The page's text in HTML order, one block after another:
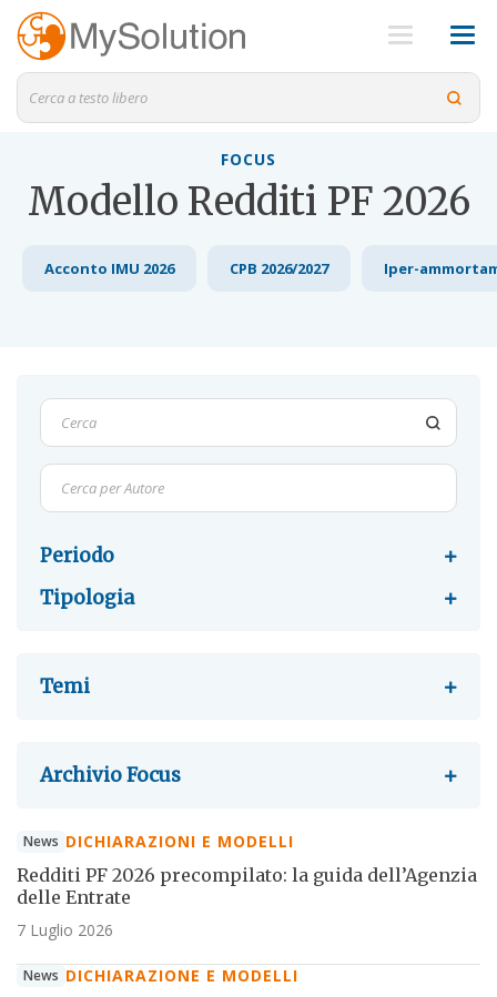
FOCUS
Modello Redditi PF 2026
Acconto IMU 2026 CPB 2026/2027 Iper-
Periodo
Tipologia
Temi
Archivio Focus
News DICHIARAZIONI E MODELLI
Redditi PF 2026 precompilato: la guida dell’Agenzia
delle Entrate
7 Luglio 2026
News DICHIARAZIONE E MODELLI